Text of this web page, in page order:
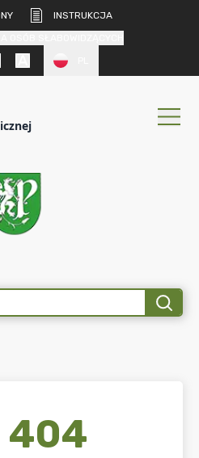
INSTRUKCJA
404